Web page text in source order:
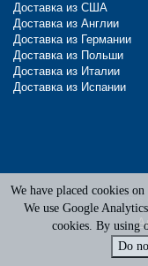
Доставка из США
Доставка из Англии
Доставка из Германии
Доставка из Польши
Доставка из Италии
Доставка из Испании
We have placed cookies
We use Google
cookies. By using
Do